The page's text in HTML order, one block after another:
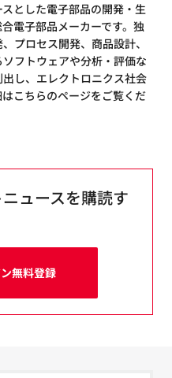
とした電子部品の開発・生
電子部品メーカーです。独
プロセス開発、商品設計、
フトウェアや分析・評価な
し、エレクトロニクス社会
こちらのページをご覧くだ
ュースを購読す
無料登録